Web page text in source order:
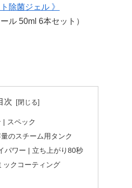
除菌ジェル 》
ル 50ml 6本セット）
次
| スペック
のスチーム用タンク
パワー | 立ち上がり80秒
ックコーティング